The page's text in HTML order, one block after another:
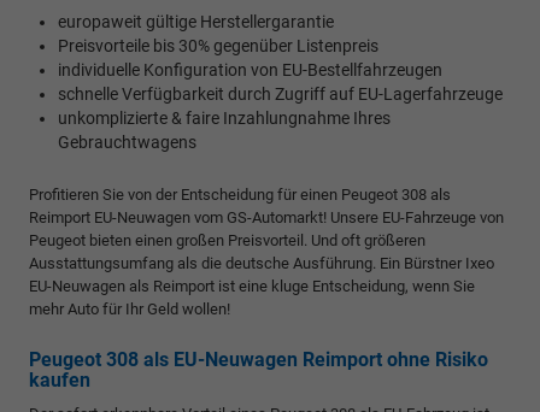
europaweit gültige Herstellergarantie
Preisvorteile bis 30% gegenüber Listenpreis
individuelle Konfiguration von EU-Bestellfahrzeugen
schnelle Verfügbarkeit durch Zugriff auf EU-Lagerfahrzeuge
unkomplizierte & faire Inzahlungnahme Ihres
Gebrauchtwagens
Profitieren Sie von der Entscheidung für einen Peugeot 308 als
Reimport EU-Neuwagen vom GS-Automarkt! Unsere EU-Fahrzeuge von
Peugeot bieten einen großen Preisvorteil. Und oft größeren
Ausstattungsumfang als die deutsche Ausführung. Ein Bürstner Ixeo
EU-Neuwagen als Reimport ist eine kluge Entscheidung, wenn Sie
mehr Auto für Ihr Geld wollen!
Peugeot 308 als EU-Neuwagen Reimport ohne Risiko
kaufen